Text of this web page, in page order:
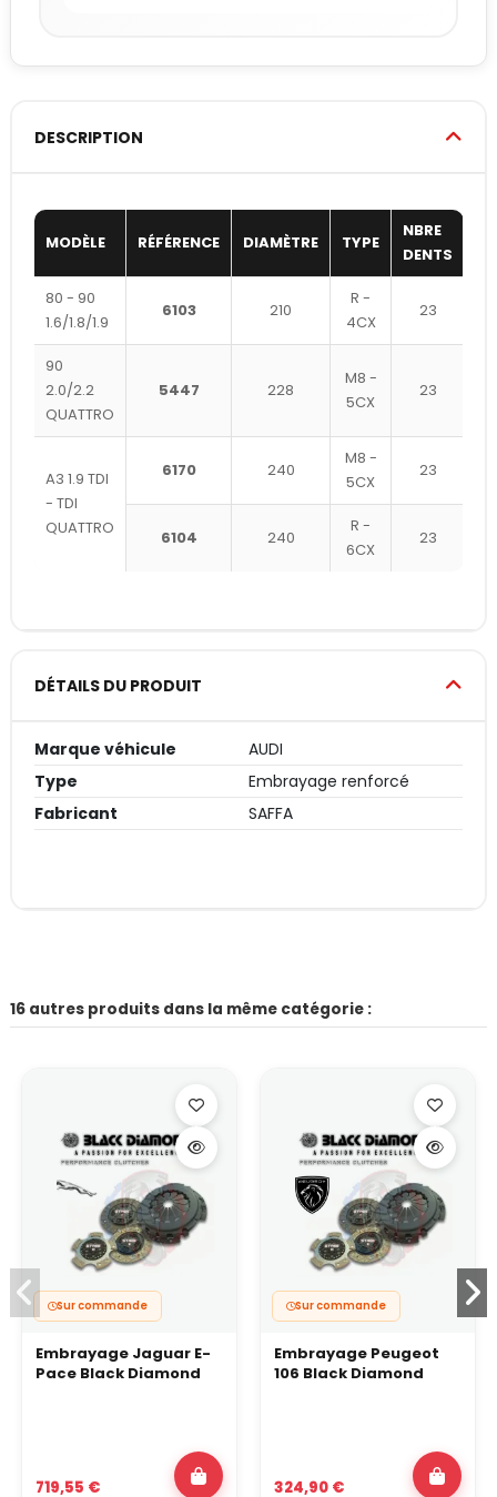
DESCRIPTION
MODÈLE RÉFÉRENCE DIAMÈTRE TYPE
NBRE
DENTS
80 - 90
1.6/1.8/1.9
6103 210
R -
4CX
23
90
2.0/2.2
QUATTRO
5447 228
M8 -
5CX
23
A3 1.9 TDI
- TDI
QUATTRO
6170 240
M8 -
5CX
23
6104 240
R -
6CX
23
DÉTAILS DU PRODUIT
Marque véhicule
AUDI
Type
Embrayage renforcé
Fabricant
SAFFA
16 autres produits dans la même catégorie :
Sur commande
Embrayage Jaguar E-
Pace Black Diamond
719,55 €
Sur commande
Embrayage Peugeot
106 Black Diamond
324,90 €